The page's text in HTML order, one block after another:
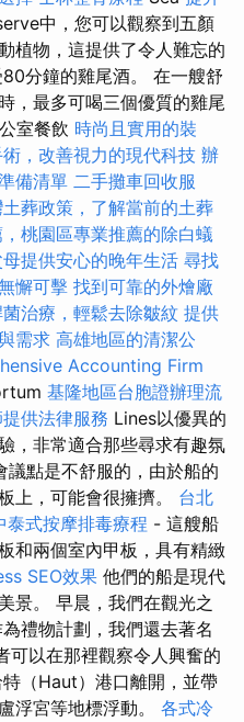
中，您可以觀察到五顏
植物，這提供了令人難忘的
分鐘的雞​​尾酒。 在一艘舒
，最多可喝三個優質的雞尾
室餐飲 時尚且實用的裝
，改善視力的現代科技 辦
備清單 二手攤車回收服
土葬政策，了解當前的土葬
桃園區專業推薦的除白蟻
提供安心的晚年生活 尋找
懈可擊 找到可靠的外燴廠
治療，輕鬆去除皺紋 提供
需求 高雄地區的清潔公
Accounting Firm
基隆地區台胞證辦理流
供法律服務 Lines以優異的
，非常適合那些尋求有趣氛
議點是不舒服的，由於船的
上，可能會很擁擠。 台北
泰式按摩排毒療程 - 這艘船
和兩個室內甲板，具有精緻
SEO效果 他們的船是現代
景。 早晨，我們在觀光之
禮物計劃，我們還去著名
可以在那裡觀察令人興奮的
（Haut）港口離開，並帶
浮宮等地標浮動。 各式冷